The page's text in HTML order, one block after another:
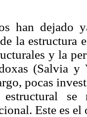
han dejado
la estructura
y la
(Salvia
pocas
estructural
Este es